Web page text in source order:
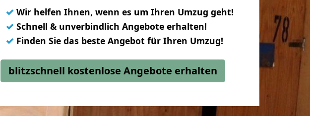
✓ Wir helfen Ihnen, wenn es um Ihren Umzug geht!
✓ Schnell & unverbindlich Angebote erhalten!
✓ Finden Sie das beste Angebot für Ihren Umzug!
blitzschnell kostenlose Angebote erhalten